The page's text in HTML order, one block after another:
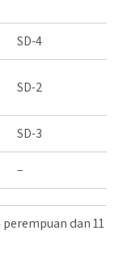
SD-4
SD-2
SD-3
–
dan 11